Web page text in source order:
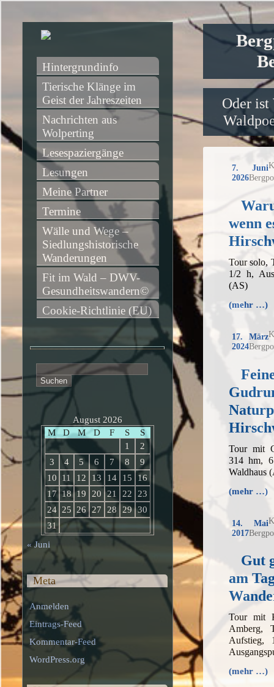
Oder ist
7. Juni
2026
wenn
Tour solo,
1/2 h,
(AS)
(mehr …)
17. März
2024
Tour mit
314 hm,
Waldhaus
(mehr …)
14. Mai
2017
Gut
am
Tour mit
Amberg,
(mehr …)
Hintergrundinfo
Tierische Klänge im
Geist der Jahreszeiten
Nachrichten aus
Wolperting
Lesespaziergänge
Lesungen
Meine Partner
Termine
Wälle und Wege –
Siedlungshistorische
Wanderungen
Fit im Wald – DWV-
Gesundheitswandern©
Cookie-Richtlinie (EU)
Suchen
nach:
August 2026
M
D M D F S
S
1
2
3
4 5 6 7 8
9
10
11 12 13 14 15
16
17 18 19 20 21 22
23
24 25 26 27 28 29 30
31
« Juni
Meta
Anmelden
Eintrags-Feed
Kommentar-Feed
WordPress.org